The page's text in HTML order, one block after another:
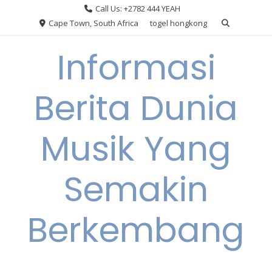
Call Us: +2782 444 YEAH
Cape Town, South Africa
togel hongkong
Informasi
Berita Dunia
Musik Yang
Semakin
Berkembang